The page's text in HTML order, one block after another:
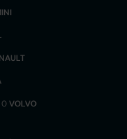
0VOLVO